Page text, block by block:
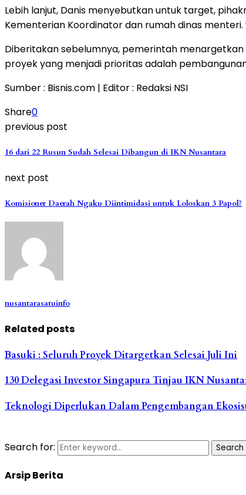
Lebih lanjut, Danis menyebutkan untuk target,
Kementerian Koordinator dan rumah dinas menteri.
Diberitakan sebelumnya, pemerintah menargetkan
proyek yang menjadi prioritas adalah
Sumber : Bisnis.com | Editor : Redaksi NSI
Share0
previous post
16 dari 22 Rusun Sudah Selesai Dibangun di IKN Nusantara
next post
Komisioner Daerah Ngaku Diintimidasi untuk Loloskan 3 Papol?
nusantarasatuinfo
Related posts
Basuki : Seluruh Proyek Ditargetkan Selesai Juli Ini
130 Delegasi Investor Singapura Tinjau IKN
Teknologi Diperlukan Dalam Pengembangan
Search for: Search
Arsip Berita